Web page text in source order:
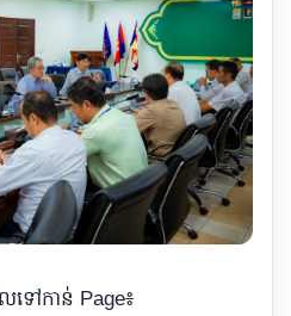
ទៅកាន់ Page៖